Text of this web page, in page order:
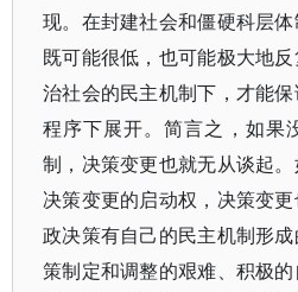
现。在封建社会和僵硬科层
既可能很低，也可能极大地
治社会的民主机制下，才能
程序下展开。简言之，如果
制，决策变更也就无从谈起
决策变更的启动权，决策变
政决策有自己的民主机制形
策制定和调整的艰难、积极